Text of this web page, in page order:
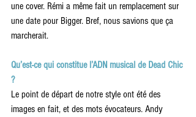
une cover. Rémi a même fait un remplacement sur
une date pour Bigger. Bref, nous savions que ça
marcherait.
Qu’est-ce qui constitue l’ADN musical de Dead Chic
?
Le point de départ de notre style ont été des
images en fait, et des mots évocateurs. Andy